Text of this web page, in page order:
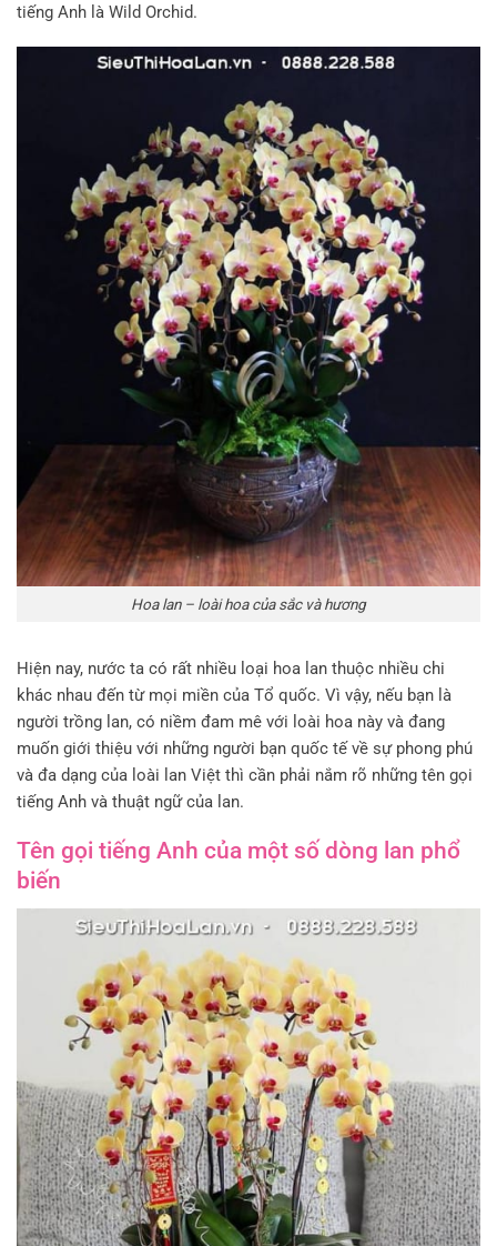
tiếng Anh là Wild Orchid.
Hoa lan – loài hoa của sắc và hương
Hiện nay, nước ta có rất nhiều loại hoa lan thuộc nhiều chi
khác nhau đến từ mọi miền của Tổ quốc. Vì vậy, nếu bạn là
người trồng lan, có niềm đam mê với loài hoa này và đang
muốn giới thiệu với những người bạn quốc tế về sự phong phú
và đa dạng của loài lan Việt thì cần phải nắm rõ những tên gọi
tiếng Anh và thuật ngữ của lan.
Tên gọi tiếng Anh của một số dòng lan phổ
biến